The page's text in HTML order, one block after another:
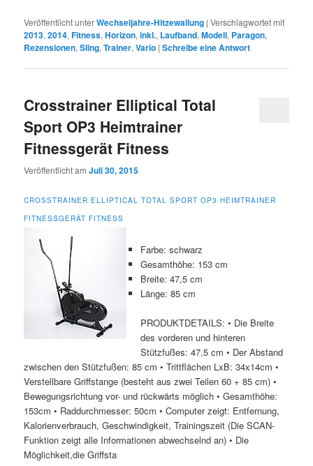
Veröffentlicht unterWechseljahre-Hitzewallung |Verschlagwortet mit
2013,2014,Fitness,Horizon,inkl., Laufband,Modell, Paragon,
Rezensionen,Sling,Trainer,Vario |Schreibe eine Antwort
Crosstrainer Elliptical Total
Sport OP3 Heimtrainer
Fitnessgerät Fitness
Veröffentlicht amJuli 30, 2015
CROSSTRAINER ELLIPTICAL TOTAL SPORT OP3 HEIMTRAINER
FITNESSGERÄT FITNESS
Farbe: schwarz
Gesamthöhe: 153 cm
Breite: 47,5 cm
Länge: 85 cm
PRODUKTDETAILS: • Die Breite
des vorderen und hinteren
Stützfußes: 47,5 cm • Der Abstand
zwischen den Stützfußen: 85 cm • Trittflächen LxB: 34x14cm •
Verstellbare Griffstange (besteht aus zwei Teilen 60 + 85 cm) •
Bewegungsrichtung vor- und rückwärts möglich • Gesamthöhe:
153cm • Raddurchmesser: 50cm • Computer zeigt: Entfernung,
Kalorienverbrauch, Geschwindigkeit, Trainingszeit (Die SCAN-
Funktion zeigt alle Informationen abwechselnd an) • Die
Möglichkeit,die Griffsta